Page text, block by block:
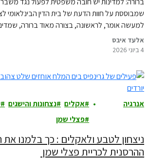
שמבוססת על חוות הדעת של בית הדין הבינלאומי
למעשה אומר, לראשונה, בצורה מאוד ברורה,
מספיק נגד משבר האקלים עלולות להפר את המשפט
לשאת
אלעד איבס
4 ביוני 2026
אנרגיה
אקלים נצחונות והישגים
פצלי שמן
ניצחון לטבע ולאקלים : כך בלמנו את
ההרסנית לכריית פצלי שמן